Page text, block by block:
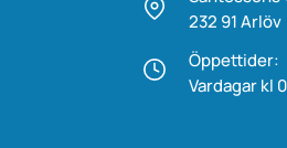
232 91 Arlöv
Öppettider:
Vardagar kl